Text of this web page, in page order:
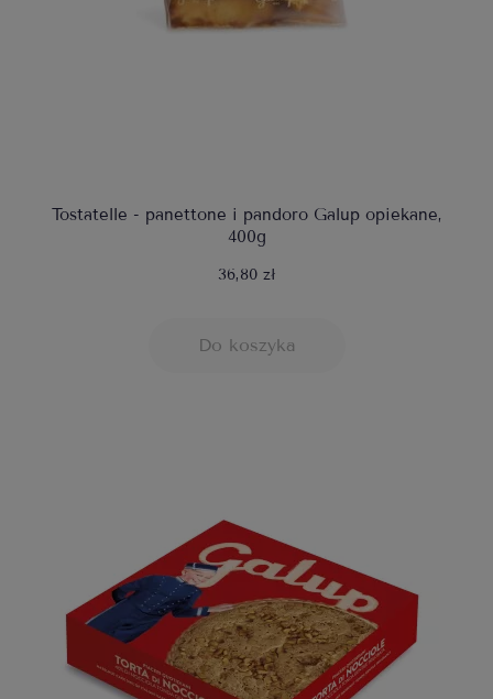
Tostatelle - panettone i pandoro Galup opiekane,
400g
36,80 zł
Do koszyka